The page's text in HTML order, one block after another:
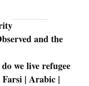
and the
we live refugee
| Arabic |